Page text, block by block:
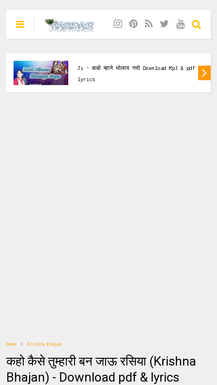
बिहारी तेरी आरती गाऊं [Sneh Bihari Ji Ki
Aarti] Download pdf & lyrics
Home Krishna Bhajan
कहो कैसे तुम्हारी बन जाऊ रसिया (Krishna
Bhajan) - Download pdf & lyrics